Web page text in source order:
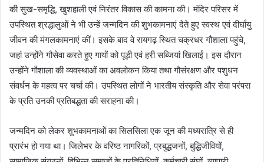
की सुख-समृद्धि, खुशहाली एवं निरंतर विकास की कामना की। मंदिर परिसर में
उपस्थित श्रद्धालुओं ने भी उन्हें जन्मदिन की शुभकामनाएं देते हुए स्वस्थ एवं दीर्घायु
जीवन की मंगलकामनाएं कीं। इसके बाद वे रायगढ़ स्थित चक्रधर गौशाला पहुंचे,
जहां उन्होंने गौसेवा करते हुए गायों को पूड़ी एवं हरी सब्जियां खिलाईं। इस दौरान
उन्होंने गौशाला की व्यवस्थाओं का अवलोकन किया तथा गौसंरक्षण और पशुधन
संवर्धन के महत्व पर चर्चा की। उपस्थित लोगों ने भारतीय संस्कृति और सेवा परंपरा
के प्रति उनकी प्रतिबद्धता की सराहना की।
जन्मदिन को लेकर शुभकामनाओं का सिलसिला एक जून की मध्यरात्रि से ही
प्रारंभ हो गया था। जिलेभर के वरिष्ठ नागरिकों, प्रबुद्धजनों, बुद्धिजीवियों,